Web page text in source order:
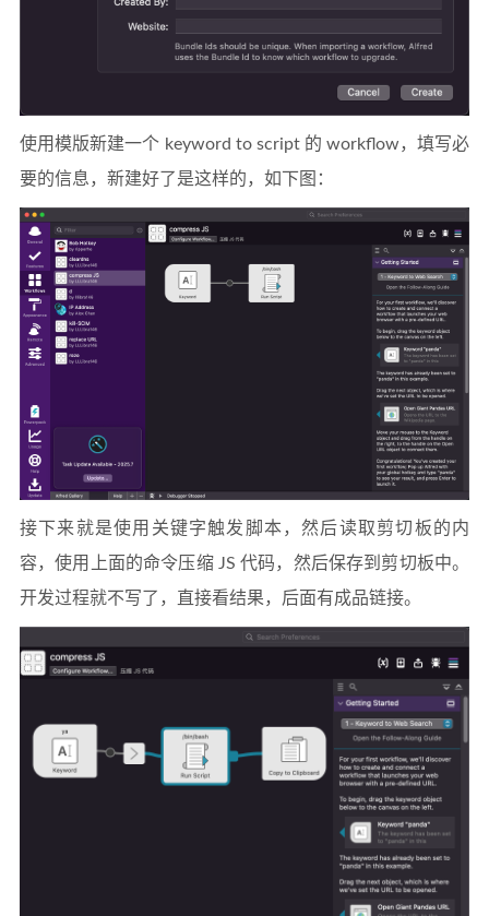
使用模版新建一个 keyword to script 的 workflow，填写必
要的信息，新建好了是这样的，如下图：
接下来就是使用关键字触发脚本，然后读取剪切板的内
容，使用上面的命令压缩 JS 代码，然后保存到剪切板中。
开发过程就不写了，直接看结果，后面有成品链接。